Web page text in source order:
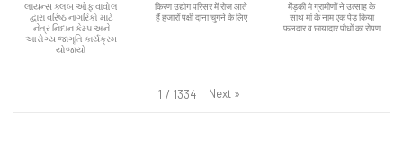
લાયન્સ ક્લબ ઓફ વાવોલ
દ્વારા વરિષ્ઠ નાગરિકો માટે
નેત્ર નિદાન કેમ્પ અને
આરોગ્ય જાગૃતિ કાર્યક્રમ
યોજાયો
किरण उद्योग परिसर में रोज आते
हैं हजारों पक्षी दाना चुगने के लिए
मेंड़की मे ग्रामीणों ने उत्साह के
साथ मां के नाम एक पेड़ किया
फलदार व छायादार पौधों का रोपण
1 / 1334 Next »